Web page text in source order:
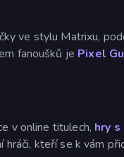
ve stylu Matrixu,
fanoušků je Pixel
v online titulech, hry s
kteří se k vám